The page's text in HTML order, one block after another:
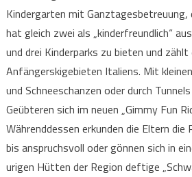
Kindergarten mit Ganztagesbetreuung,
hat gleich zwei als „kinderfreundlich“
und drei Kinderparks zu bieten und
Anfängerskigebieten Italiens. Mit
und Schneeschanzen oder durch
Geübteren sich im neuen „Gimmy Fun
Währenddessen erkunden die Eltern
bis anspruchsvoll oder gönnen sich in
urigen Hütten der Region deftige